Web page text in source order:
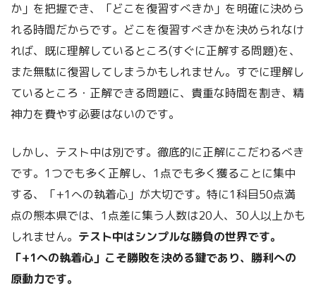
か」を把握でき、「どこを復習すべきか」を明確に決めら
れる時間だからです。どこを復習すべきかを決められなけ
れば、既に理解しているところ(すぐに正解する問題)を、
また無駄に復習してしまうかもしれません。すでに理解し
ているところ・正解できる問題に、貴重な時間を割き、精
神力を費やす必要はないのです。
しかし、テスト中は別です。徹底的に正解にこだわるべき
です。1つでも多く正解し、1点でも多く獲ることに集中
する、「+1への執着心」が大切です。特に1科目50点満
点の熊本県では、1点差に集う人数は20人、30人以上かも
しれません。 テスト中はシンプルな勝負の世界です。
「+1への執着心」こそ勝敗を決める鍵であり、勝利への
原動力です。